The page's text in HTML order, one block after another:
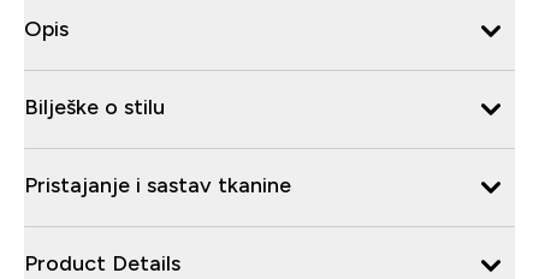
Opis
Bilješke o stilu
Pristajanje i sastav tkanine
Product Details